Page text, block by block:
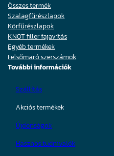
Összes termék
Szalagfűrészlapok
Körfűrészlapok
KNOT filler fajavítás
Egyéb termékek
Felsőmaró szerszámok
További információk
Szállítás
Akciós termékek
Újdonságok
Hasznos tudnivalók